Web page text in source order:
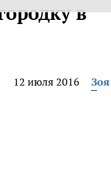
в
12 июля 2016